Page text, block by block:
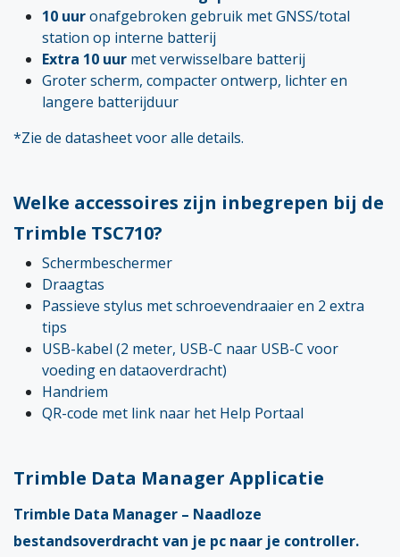
10 uuronafgebroken gebruik met GNSS/total
station op interne batterij
Extra 10 uur met verwisselbare batterij
Groter scherm, compacter ontwerp, lichter en
langere batterijduur
*Zie de datasheet voor alle details.
Welke accessoires zijn inbegrepen bij de
Trimble TSC710?
Schermbeschermer
Draagtas
Passieve stylus met schroevendraaier en 2 extra
tips
USB-kabel (2 meter, USB-C naar USB-C voor
voeding en dataoverdracht)
Handriem
QR-code met link naar het Help Portaal
Trimble Data Manager Applicatie
Trimble Data Manager – Naadloze
bestandsoverdracht van je pc naar je controller.